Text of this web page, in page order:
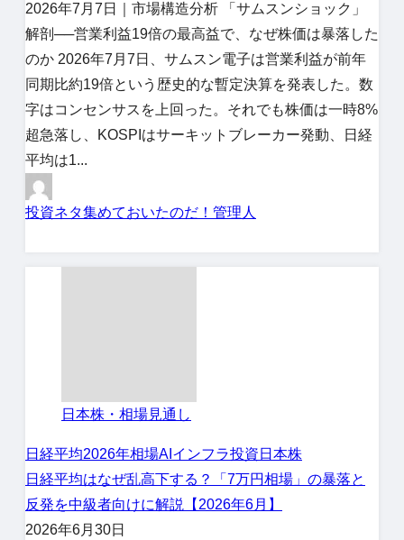
2026年7月7日｜市場構造分析 「サムスンショック」
解剖──営業利益19倍の最高益で、なぜ株価は暴落した
のか 2026年7月7日、サムスン電子は営業利益が前年
同期比約19倍という歴史的な暫定決算を発表した。数
字はコンセンサスを上回った。それでも株価は一時8%
超急落し、KOSPIはサーキットブレーカー発動、日経
平均は1...
投資ネタ集めておいたのだ！管理人
日本株・相場見通し
日経平均2026年相場AIインフラ投資 日本株
日経平均はなぜ乱高下する？「7万円相場」の暴落と
反発を中級者向けに解説【2026年6月】
2026年6月30日